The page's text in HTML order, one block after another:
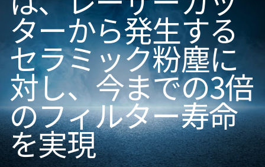
ターから発生する
セラミック粉塵に
対し、今までの3倍
のフィルター寿命
を実現